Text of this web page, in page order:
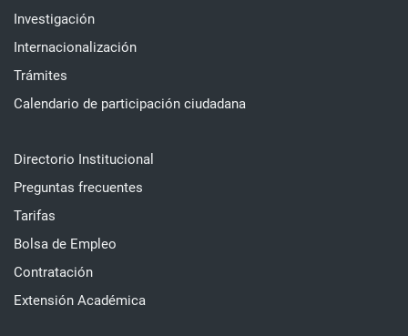
Investigación
Internacionalización
Trámites
Calendario de participación ciudadana
Directorio Institucional
Preguntas frecuentes
Tarifas
Bolsa de Empleo
Contratación
Extensión Académica